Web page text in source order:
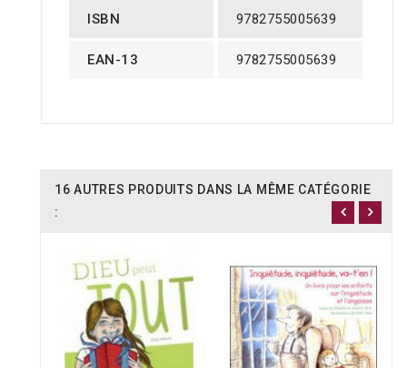
ISBN
9782755005639
EAN-13 9782755005639
16 AUTRES PRODUITS DANS LA MÊME CATÉGORIE
: